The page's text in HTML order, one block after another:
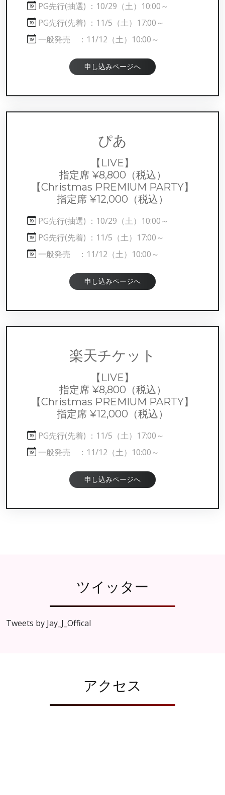
PG先行(抽選) ：10/29（土）10:00～
PG先行(先着) ：11/5（土）17:00～
一般発売 ：11/12（土）10:00～
申し込みページへ
ぴあ
【LIVE】
指定席 ¥8,800 （税込）
【Christmas PREMIUM PARTY】
指定席 ¥12,000 （税込）
PG先行(抽選) ：10/29（土）10:00～
PG先行(先着) ：11/5（土）17:00～
一般発売 ：11/12（土）10:00～
申し込みページへ
楽天チケット
【LIVE】
指定席 ¥8,800 （税込）
【Christmas PREMIUM PARTY】
指定席 ¥12,000 （税込）
PG先行(先着) ：11/5（土）17:00～
一般発売 ：11/12（土）10:00～
申し込みページへ
ツイッター
Tweets by Jay_J_Offical
アクセス